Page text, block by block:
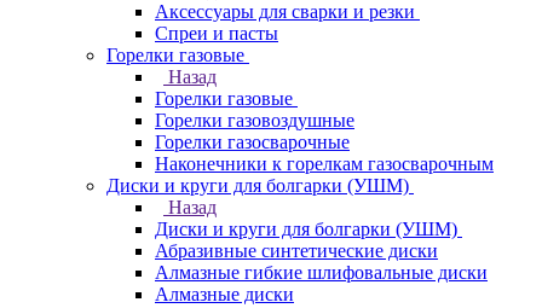
Аксессуары для сварки и резки
Спреи и пасты
Горелки газовые
Назад
Горелки газовые
Горелки газовоздушные
Горелки газосварочные
Наконечники к горелкам газосварочным
Диски и круги для болгарки (УШМ)
Назад
Диски и круги для болгарки (УШМ)
Абразивные синтетические диски
Алмазные гибкие шлифовальные диски
Алмазные диски